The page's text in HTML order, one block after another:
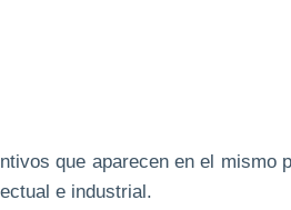
que aparecen en el mismo
e industrial.